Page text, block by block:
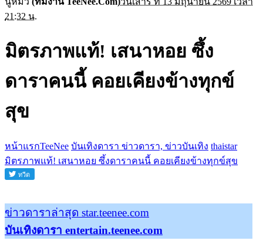
21:32 น.
มิตรภาพแท้! เสนาหอย ซึ้ง
ดาราคนนี้ คอยเคียงข้างทุกข์
สุข
หน้าแรกTeeNee บันเทิงดารา ข่าวดารา, ข่าวบันเทิง thaistar
มิตรภาพแท้! เสนาหอย ซึ้งดาราคนนี้ คอยเคียงข้างทุกข์สุข
ข่าวดาราล่าสุด star.teenee.com
บันเทิงดารา entertain.teenee.com